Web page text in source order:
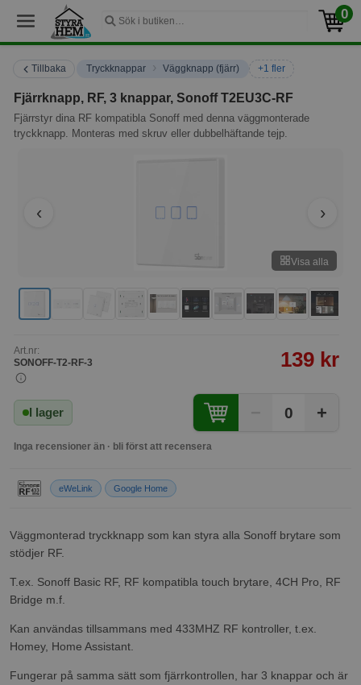
0
Tillbaka Tryckknappar › Väggknapp (fjärr) +1 fler
Fjärrknapp, RF, 3 knappar, Sonoff T2EU3C-RF
Fjärrstyr dina RF kompatibla Sonoff med denna väggmonterade
tryckknapp. Monteras med skruv eller dubbelhäftande tejp.
Visa alla
Art.nr:
SONOFF-T2-RF-3
139 kr
I lager 0 +
Inga recensioner än · bli först att recensera
eWeLink Google Home
Väggmonterad tryckknapp som kan styra alla Sonoff brytare som
stödjer RF.
T.ex. Sonoff Basic RF, RF kompatibla touch brytare, 4CH Pro, RF
Bridge m.f.
Kan användas tillsammans med 433MHZ RF kontroller, t.ex.
Homey, Home Assistant.
Fungerar på samma sätt som fjärrkontrollen, har 3 knappar och är